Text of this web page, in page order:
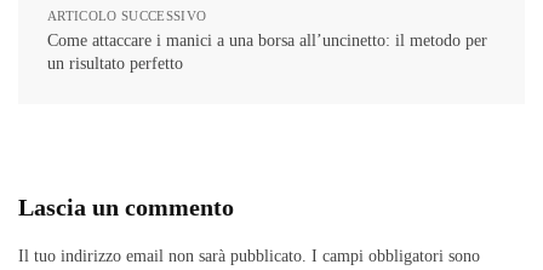
ARTICOLO SUCCESSIVO
Come attaccare i manici a una borsa all’uncinetto: il metodo per
un risultato perfetto
Lascia un commento
Il tuo indirizzo email non sarà pubblicato. I campi obbligatori sono